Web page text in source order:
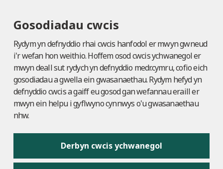
Gosodiadau cwcis
Rydym yn defnyddio rhai cwcis hanfodol er mwyn gwneud
i'r wefan hon weithio. Hoffem osod cwcis ychwanegol er
mwyn deall sut rydych yn defnyddio medr.cymru, cofio eich
gosodiadau a gwella ein gwasanaethau. Rydym hefyd yn
defnyddio cwcis a gaiff eu gosod gan wefannau eraill er
mwyn ein helpu i gyflwyno cynnwys o'u gwasanaethau
nhw.
Derbyn cwcis ychwanegol